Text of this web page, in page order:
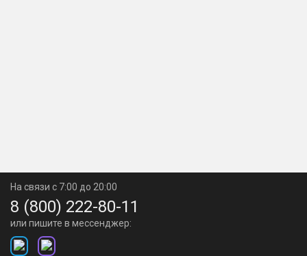
На связи с 7:00 до 20:00
8 (800) 222-80-11
или пишите в мессенджер: